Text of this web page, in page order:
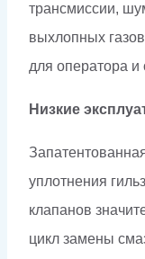
трансмиссии,
выхлопных
для оператора
Низкие
уплотнения
клапанов
цикл замены